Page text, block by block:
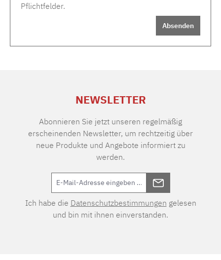
Pflichtfelder.
Absenden
NEWSLETTER
Abonnieren Sie jetzt unseren regelmäßig
erscheinenden Newsletter, um rechtzeitig über
neue Produkte und Angebote informiert zu
werden.
Ich habe die Datenschutzbestimmungen gelesen
und bin mit ihnen einverstanden.